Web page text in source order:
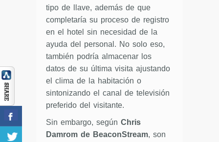
tipo de llave, además de que
completaría su proceso de registro
en el hotel sin necesidad de la
ayuda del personal. No solo eso,
también podría almacenar los
datos de su última visita ajustando
el clima de la habitación o
sintonizando el canal de televisión
preferido del visitante.
Sin embargo, según Chris
Damrom de BeaconStream, son